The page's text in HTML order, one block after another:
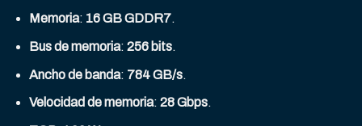
Memoria: 16 GB GDDR7.
Bus de memoria: 256 bits.
Ancho de banda: 784 GB/s.
Velocidad de memoria: 28 Gbps.